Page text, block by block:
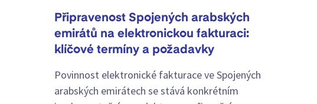
Připravenost Spojených arabských
emirátů na elektronickou fakturaci:
klíčové termíny a požadavky
Povinnost elektronické fakturace ve Spojených
arabských emirátech se stává konkrétním